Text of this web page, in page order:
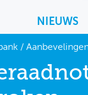
NIEUWS
/